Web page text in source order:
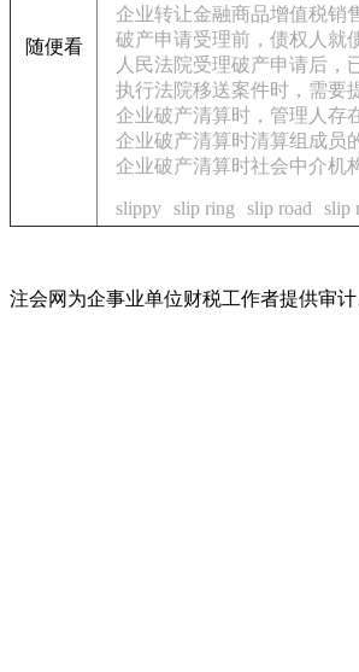
随便看
企业转让金融商品增值税销
破产申请受理前，债权人就
人民法院受理破产申请后，
执行法院移送案件时，需要
企业破产清算时，管理人存
企业破产清算时清算组成员
企业破产清算时社会中介机
slippy slip ring slip road slip
注会网为企事业单位财税工作者提供审